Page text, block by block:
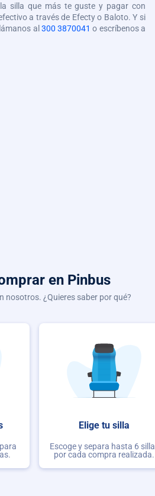
silla que más te guste y pagar con
a través de Efecty o Baloto. Y si
al 300 3870041 o escríbenos a
en Pinbus
nosotros. ¿Quieres saber por qué?
Elige tu silla
Escoge y separa hasta 6
por cada compra realizada.